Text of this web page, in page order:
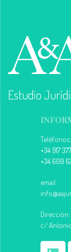
Estudio
Teléfonos:
+34 917
+34 609
email:
Dirección:
c/ Antonio